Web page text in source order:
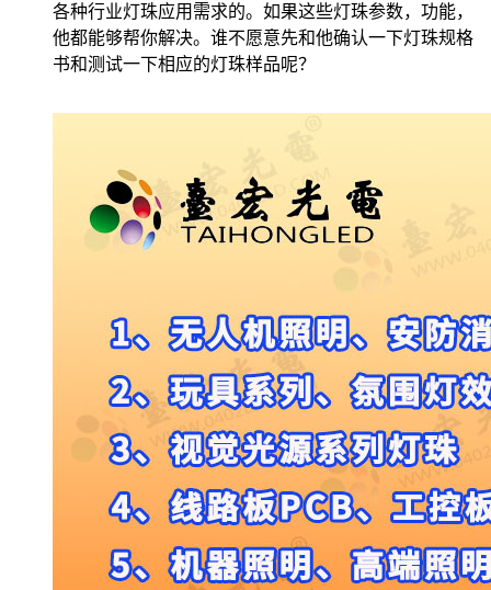
各种行业灯珠应用需求的。如果这些灯珠参数，功能，
他都能够帮你解决。谁不愿意先和他确认一下灯珠规格
书和测试一下相应的灯珠样品呢？